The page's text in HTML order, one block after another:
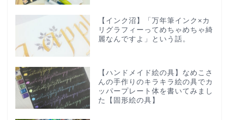
【インク沼】「万年筆インク×カ
リグラフィーってめちゃめちゃ綺
麗なんですよ」という話。
【ハンドメイド絵の具】なめこさ
んの手作りのキラキラ絵の具でカ
ッパープレート体を書いてみまし
た【固形絵の具】